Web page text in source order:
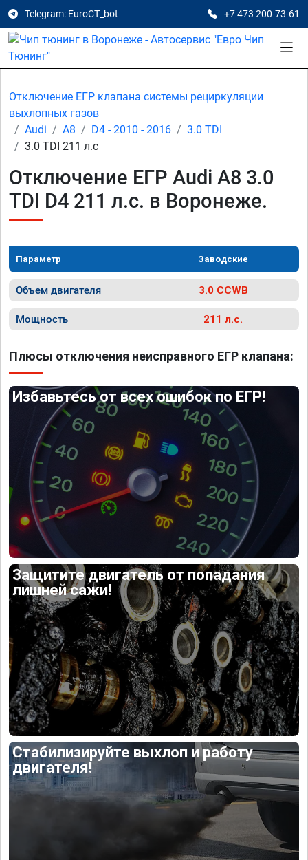
Telegram: EuroCT_bot +7 473 200-73-61
Отключение ЕГР клапана системы рециркуляции
выхлопных газов
Audi
A8 D4 - 2010 - 2016
3.0 TDI
3.0 TDI 211 л.с
Отключение ЕГР Audi A8 3.0
TDI D4 211 л.с. в Воронеже.
Параметр Заводские
Объем двигателя 3.0 CCWB
Мощность 211 л.с.
Плюсы отключения неисправного ЕГР клапана:
Избавьтесь от всех ошибок по ЕГР!
Защитите двигатель от попадания
лишней сажи!
Стабилизируйте выхлоп и работу
двигателя!